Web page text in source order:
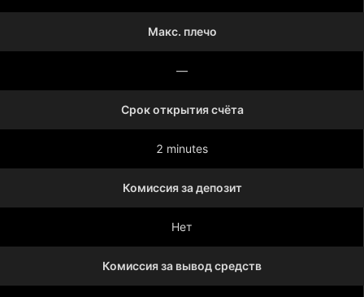
Макс. плечо
—
Срок открытия счёта
2 minutes
Комиссия за депозит
Нет
Комиссия за вывод средств